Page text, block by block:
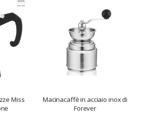
Miss
Macinacaffè in acciaio inox di
Forever